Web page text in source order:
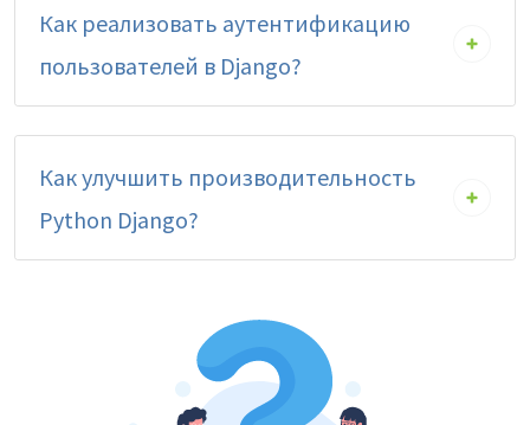
Как реализовать аутентификацию
пользователей в Django?
Как улучшить производительность
Python Django?